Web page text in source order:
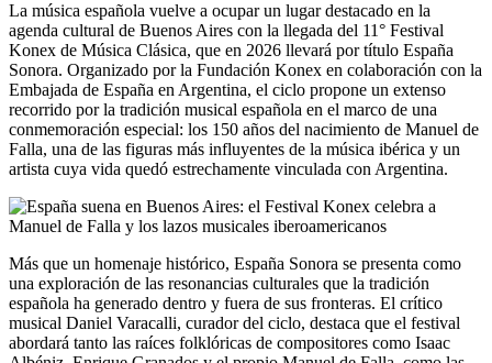
La música española vuelve a ocupar un lugar destacado en la
agenda cultural de Buenos Aires con la llegada del 11° Festival
Konex de Música Clásica, que en 2026 llevará por título España
Sonora. Organizado por la Fundación Konex en colaboración con la
Embajada de España en Argentina, el ciclo propone un extenso
recorrido por la tradición musical española en el marco de una
conmemoración especial: los 150 años del nacimiento de Manuel de
Falla, una de las figuras más influyentes de la música ibérica y un
artista cuya vida quedó estrechamente vinculada con Argentina.
Más que un homenaje histórico, España Sonora se presenta como
una exploración de las resonancias culturales que la tradición
española ha generado dentro y fuera de sus fronteras. El crítico
musical Daniel Varacalli, curador del ciclo, destaca que el festival
abordará tanto las raíces folklóricas de compositores como Isaac